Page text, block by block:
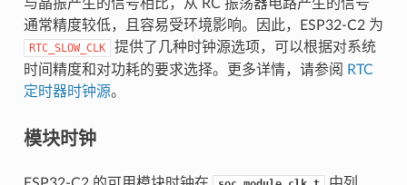
与晶振产生的信号相比，从 RC 振荡器电路产生的信号
通常精度较低，且容易受环境影响。因此，ESP32-C2 为
RTC_SLOW_CLK
提供了几种时钟源选项，可以根据对系统
时间精度和对功耗的要求选择。更多详情，请参阅
RTC
定时器时钟源。
模块时钟